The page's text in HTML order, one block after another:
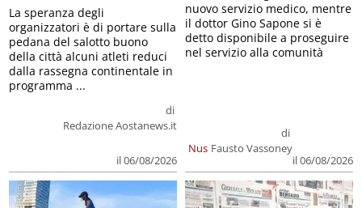
di
Redazione Aostanews.it
il 06/08/2026
La speranza degli
organizzatori è di portare sulla
pedana del salotto buono
della città alcuni atleti reduci
dalla rassegna continentale in
programma ...
Nus
di
Fausto Vassoney
il 06/08/2026
nuovo servizio medico, mentre
il dottor Gino Sapone si è
detto disponibile a proseguire
nel servizio alla comunità